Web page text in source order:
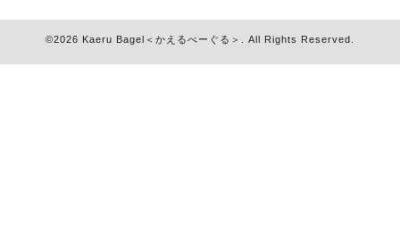
©2026 Kaeru Bagel＜かえるべーぐる＞ . All Rights Reserved.